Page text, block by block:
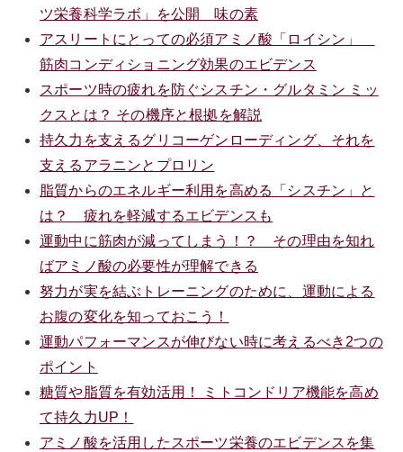
ツ栄養科学ラボ」を公開 味の素
アスリートにとっての必須アミノ酸「ロイシン」
筋肉コンディショニング効果のエビデンス
スポーツ時の疲れを防ぐシスチン・グルタミン ミッ
クスとは？ その機序と根拠を解説
持久力を支えるグリコーゲンローディング、それを
支えるアラニンとプロリン
脂質からのエネルギー利用を高める「シスチン」と
は？ 疲れを軽減するエビデンスも
運動中に筋肉が減ってしまう！？ その理由を知れ
ばアミノ酸の必要性が理解できる
努力が実を結ぶトレーニングのために、運動による
お腹の変化を知っておこう！
運動パフォーマンスが伸びない時に考えるべき2つの
ポイント
糖質や脂質を有効活用！ ミトコンドリア機能を高め
て持久力UP！
アミノ酸を活用したスポーツ栄養のエビデンスを集